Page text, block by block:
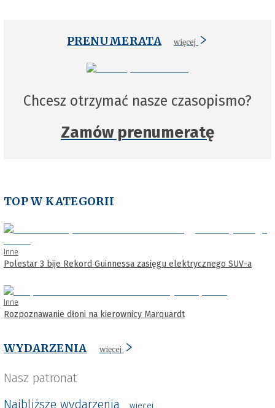
PRENUMERATA więcej
Chcesz otrzymać nasze czasopismo?
Zamów prenumeratę
TOP W KATEGORII
Inne
Polestar 3 bije Rekord Guinnessa zasięgu elektrycznego SUV-a
Inne
Rozpoznawanie dłoni na kierownicy Marquardt
WYDARZENIA więcej
Nasz patronat
Najbliższe wydarzenia